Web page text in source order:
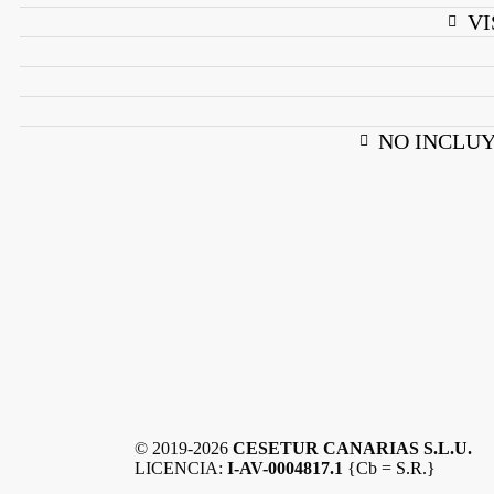
NO
© 2019-2026 CESETUR CANARIAS S.L.U.
LICENCIA: I-AV-0004817.1 {Cb = S.R.}